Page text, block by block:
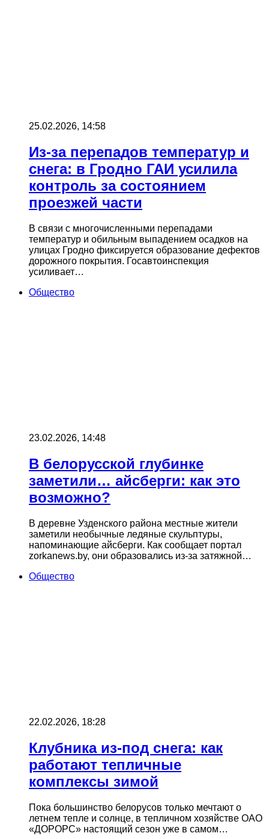
25.02.2026, 14:58
Из-за перепадов температур и
снега: в Гродно ГАИ усилила
контроль за состоянием
проезжей части
В связи с многочисленными перепадами
температур и обильным выпадением осадков на
улицах Гродно фиксируется образование дефектов
дорожного покрытия. Госавтоинспекция
усиливает…
Общество
23.02.2026, 14:48
В белорусской глубинке
заметили… айсберги: как это
возможно?
В деревне Узденского района местные жители
заметили необычные ледяные скульптуры,
напоминающие айсберги. Как сообщает портал
zorkanews.by, они образовались из-за затяжной…
Общество
22.02.2026, 18:28
Клубника из-под снега: как
работают тепличные
комплексы зимой
Пока большинство белорусов только мечтают о
летнем тепле и солнце, в тепличном хозяйстве ОАО
«ДОРОРС» настоящий сезон уже в самом…